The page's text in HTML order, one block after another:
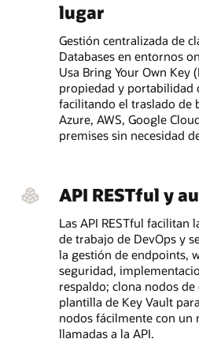
lugar
Gestión centralizada de
Databases en entornos
Usa Bring Your Own Key
propiedad y portabilidad
facilitando el traslado de
Azure, AWS, Google
premises sin necesidad
API RESTful y
Las API RESTful
de trabajo de DevOps y
la gestión de endpoints,
seguridad,
respaldo; clona nodos
plantilla de Key Vault
nodos fácilmente con
llamadas a la API.